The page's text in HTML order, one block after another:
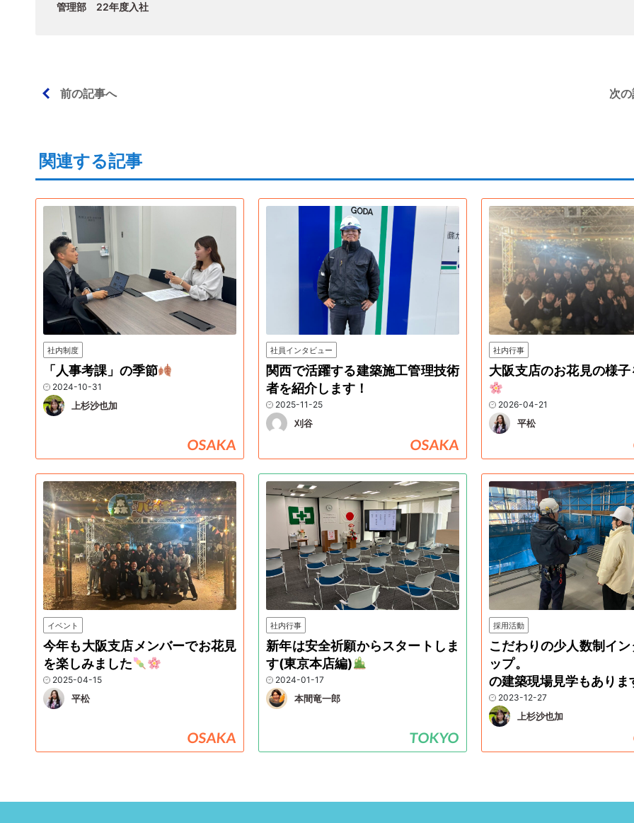
管理部 22年度入社
前の記事へ 次
関連する記事
社内制度
「人事考課」の季節
2024-10-31
上杉沙也加
OSAKA
社員インタビュー
関西で活躍する建築施工管理技術
者を紹介します！
2025-11-25
刈谷
OSAKA
社内行事
大阪支店のお花見の様
2026-04-21
平松
イベント
今年も大阪支店メンバーでお花見
を楽しみました
2025-04-15
平松
OSAKA
社内行事
新年は安全祈願からスタートしま
す(東京本店編)
2024-01-17
本間竜一郎
TOKYO
採用活動
こだわりの少人数制イ
ップ。
の建築現場見学もありま
2023-12-27
上杉沙也加